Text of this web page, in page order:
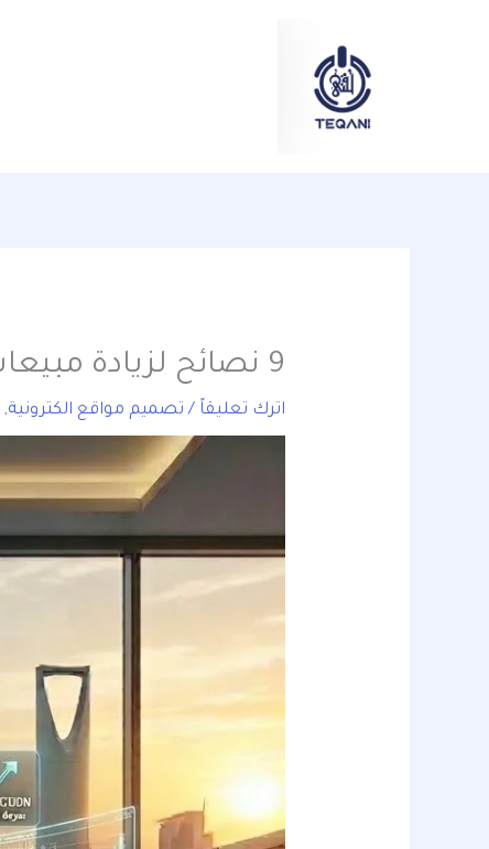
9 نصائح لزيادة مبيعات متجرك الإلكتروني في بالسعودية
اترك تعليقاً / تصميم مواقع الكترونية,